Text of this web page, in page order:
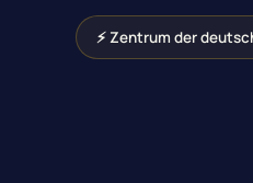
⚡ Zentrum der